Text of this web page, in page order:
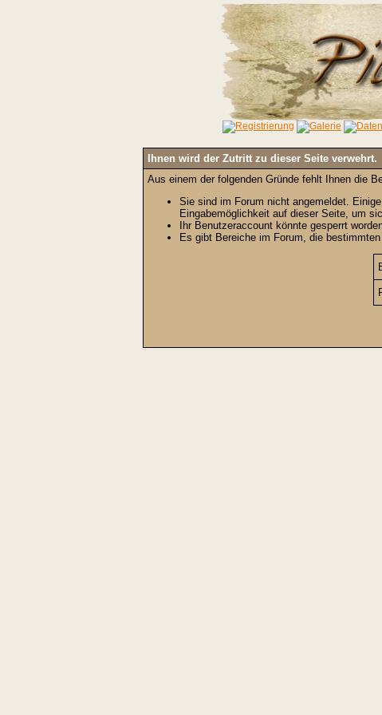
Ihnen wird der Zutritt zu dieser Seite verwehrt.
Aus einem der folgenden Gründe fehlt Ihnen die
Sie sind im Forum nicht angemeldet.
Eingabemöglichkeit auf dieser Seite, um
Ihr Benutzeraccount könnte gesperrt
Es gibt Bereiche im Forum, die